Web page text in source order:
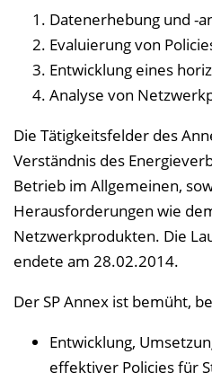
Datenerhebung und -
Evaluierung von
Entwicklung eines
Analyse von
Die Tätigkeitsfelder des
Verständnis des
Betrieb im Allgemeinen,
Herausforderungen wie
Netzwerkprodukten. Die
endete am 28.02.2014.
Der SP Annex ist bemüht,
Entwicklung,
effektiver Policies für